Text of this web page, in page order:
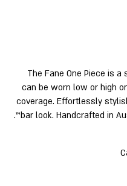
The Fane One Piece is
can be worn low or high
coverage. Effortlessly
bar look. Handcrafted in